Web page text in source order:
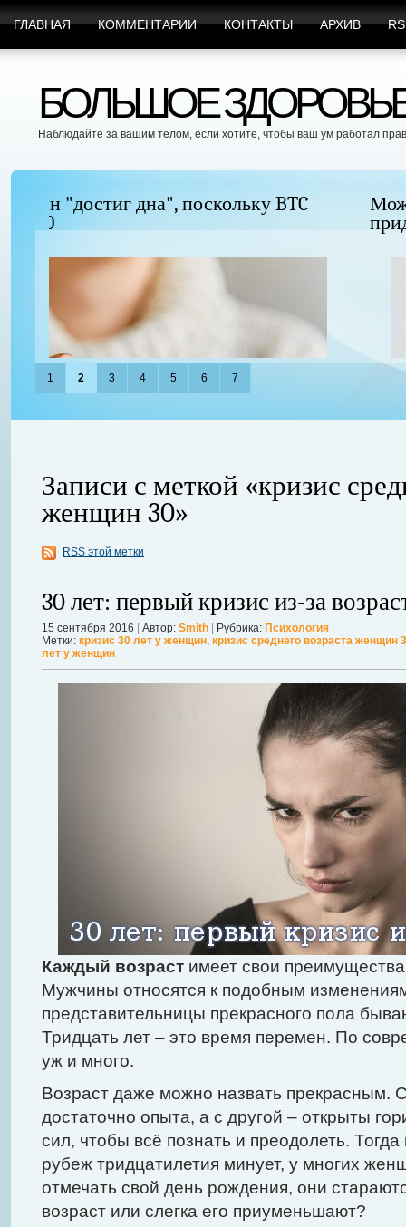
ГЛАВНАЯ КОММЕНТАРИИ КОНТАКТЫ АРХИВ
БОЛЬШОЕ
Наблюдайте за вашим телом, если хотите, чтобы ваш ум работал
Можно ли увеличить грудь без
придать ей форму?
Можно ли увеличить грудь без операции? Таким вопросом
себя в форме. Давайте же подробнее рассмотрим этот вопрос. А
речь, нужно углубиться в анатомию.Далее...
1 2 3 4 5 6 7
Записи с меткой «кризис
женщин 30»
RSS этой метки
30 лет: первый кризис из-за
15 сентября 2016 Автор: Smith Рубрика: Психология
Метки: кризис 30 лет у женщин, кризис среднего возраста женщин
лет у женщин
Каждый возраст имеет свои
Мужчины относятся к подобным
представительницы прекрасного пола
Тридцать лет – это время перемен. По
уж и много.
Возраст даже можно назвать прекрасным.
достаточно опыта, а с другой – открыты
сил, чтобы всё познать и преодолеть.
рубеж тридцатилетия минует, у многих
отмечать свой день рождения, они
возраст или слегка его приуменьшают?